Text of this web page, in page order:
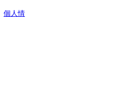
個人情